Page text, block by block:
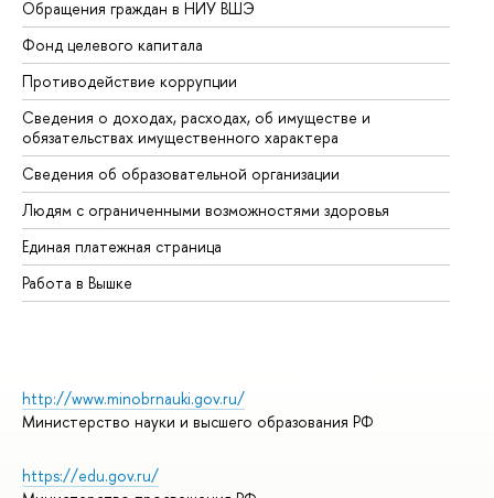
Обращения граждан в НИУ ВШЭ
Фонд целевого капитала
Противодействие коррупции
Сведения о доходах, расходах, об имуществе и
обязательствах имущественного характера
Сведения об образовательной организации
Людям с ограниченными возможностями здоровья
Единая платежная страница
Работа в Вышке
http://www.minobrnauki.gov.ru/
Министерство науки и высшего образования РФ
https://edu.gov.ru/